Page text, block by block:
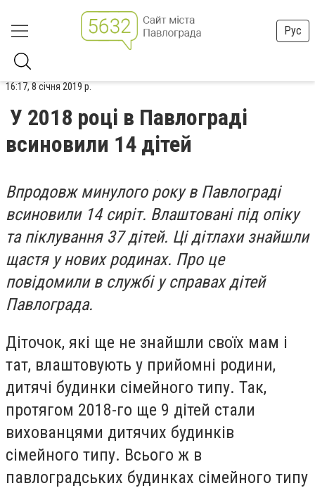
Рус
16:17, 8 січня 2019 р.
У 2018 році в Павлограді
всиновили 14 дітей
Впродовж минулого року в Павлограді
всиновили 14 сиріт. Влаштовані під опіку
та піклування 37 дітей. Ці дітлахи знайшли
щастя у нових родинах. Про це
повідомили в службі у справах дітей
Павлограда.
Діточок, які ще не знайшли своїх мам і
тат, влаштовують у прийомні родини,
дитячі будинки сімейного типу. Так,
протягом 2018-го ще 9 дітей стали
вихованцями дитячих будинків
сімейного типу. Всього ж в
павлоградських будинках сімейного типу